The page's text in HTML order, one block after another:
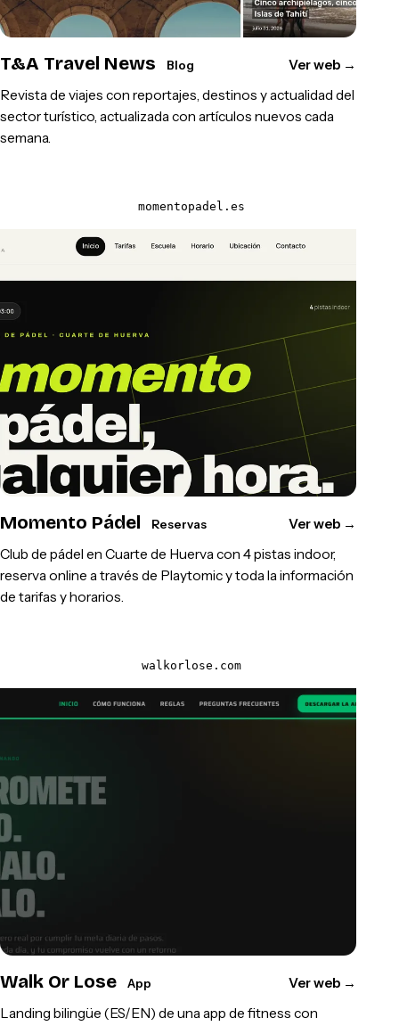
T&A Travel News Blog Ver web →
Revista de viajes con reportajes, destinos y actualidad del
sector turístico, actualizada con artículos nuevos cada
semana.
momentopadel.es
Momento Pádel Reservas Ver web →
Club de pádel en Cuarte de Huerva con 4 pistas indoor,
reserva online a través de Playtomic y toda la información
de tarifas y horarios.
walkorlose.com
Walk Or Lose App Ver web →
Landing bilingüe (ES/EN) de una app de fitness con